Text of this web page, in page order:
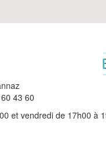
43 60
et vendredi de 17h00 à